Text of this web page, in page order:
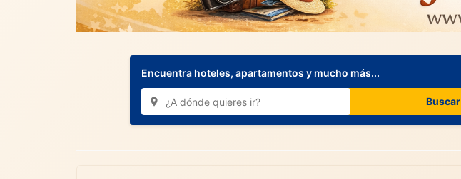
Encuentra hoteles, apartamentos y mucho más...
Buscar